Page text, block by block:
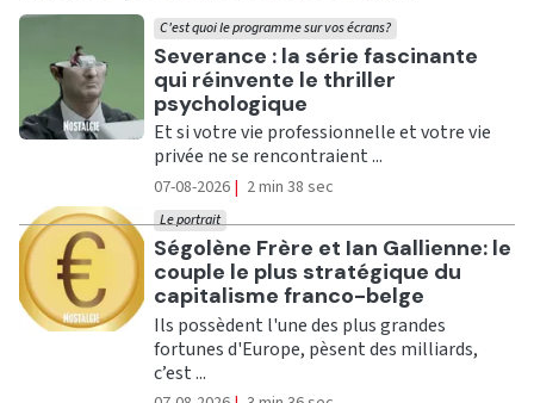
Ecouter
Severance : la série fascinante
qui réinvente le thriller
psychologique
C'est quoi le programme sur vos écrans?
Et si votre vie professionnelle et votre vie
privée ne se rencontraient ...
07-08-2026 | 2 min 38 sec
Ecouter
Ségolène Frère et Ian Gallienne: le
couple le plus stratégique du
capitalisme franco-belge
Le portrait
Ils possèdent l'une des plus grandes
fortunes d'Europe, pèsent des milliards,
c’est ...